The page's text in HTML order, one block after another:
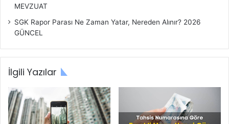
MEVZUAT
SGK Rapor Parası Ne Zaman Yatar, Nereden Alınır? 2026
GÜNCEL
İlgili Yazılar